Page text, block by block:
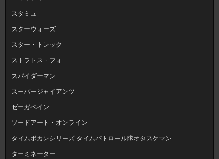
スタミュ
スターウォーズ
スター・トレック
ストラトス・フォー
スパイダーマン
スーパージャイアンツ
ゼーガペイン
ソードアート・オンライン
タイムボカンシリーズ タイムパトロール隊オタスケマン
ターミネーター